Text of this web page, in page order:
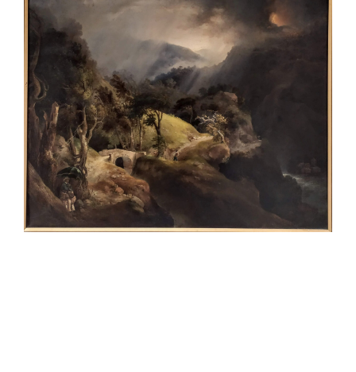
Palazzo di Riserva
Attività
Pubblicazioni
Collezione